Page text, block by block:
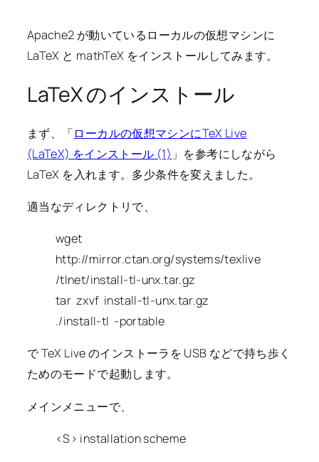
Apache2 が動いているローカルの仮想マシンに
LaTeX と mathTeX をインストールしてみます。
LaTeX のインストール
まず、「ローカルの仮想マシンにTeX Live
(LaTeX) をインストール (1) 」を参考にしながら
LaTeX を入れます。多少条件を変えました。
適当なディレクトリで、
wget
http://mirror.ctan.org/systems/texlive
/tlnet/install-tl-unx.tar.gz
tar zxvf install-tl-unx.tar.gz
./install-tl -portable
で TeX Live のインストーラを USB などで持ち歩く
ためのモードで起動します。
メインメニューで、
<S> installation scheme